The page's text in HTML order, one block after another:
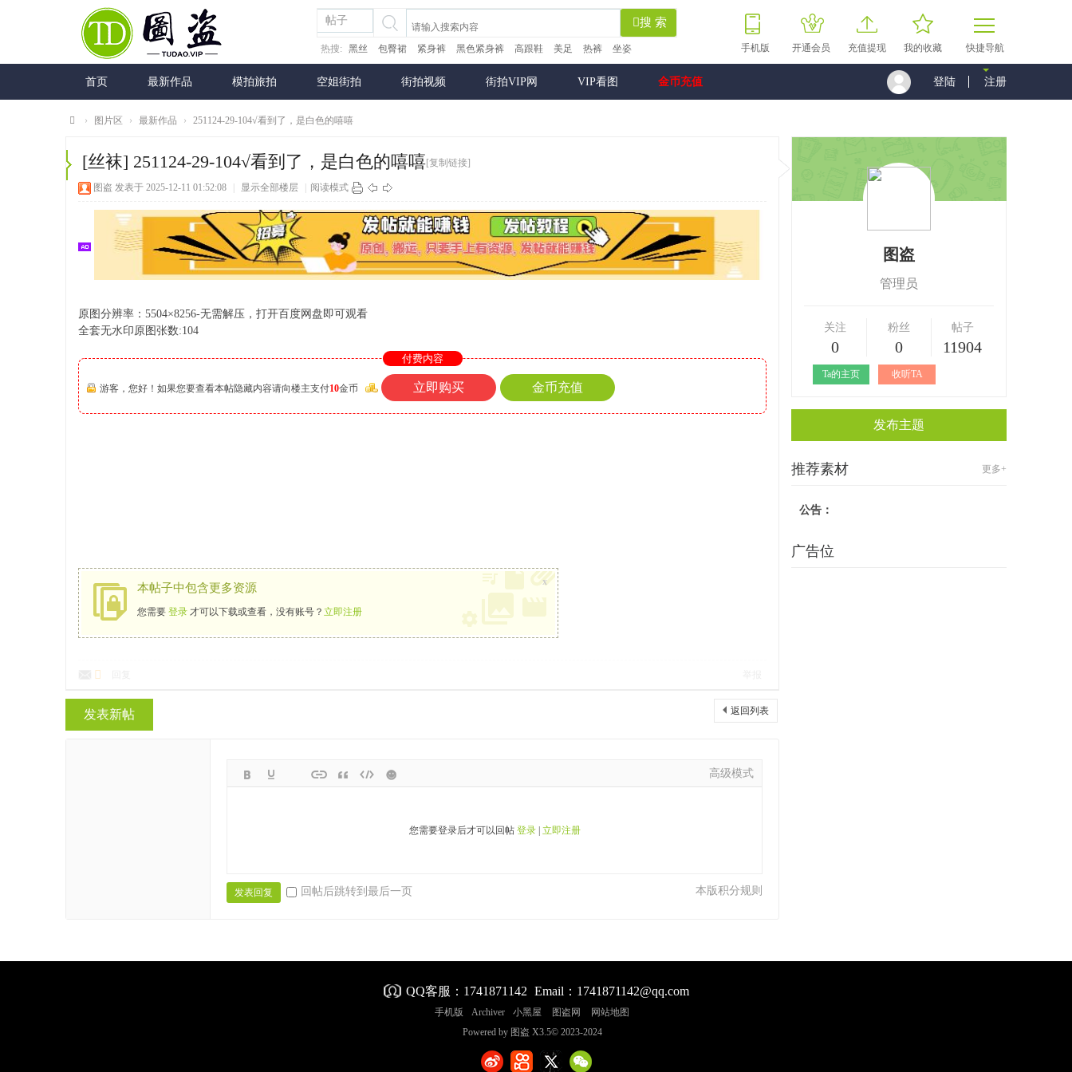
帖子 搜 索
热搜: 黑丝 包臀裙 紧身裤 黑色紧身裤 高跟鞋 美足 热裤 坐姿 快捷导航
我的收藏
充值提现
开通会员
手机版
首页 最新作品 模拍旅拍 空姐街拍 街拍视频 街拍VIP网 VIP看图 金币充值 登陆 注册
盗
› 图片区 › 最新作品 › 251124-29-104√看到了，是白色的嘻嘻
[丝袜] 251124-29-104√看到了，是白色的嘻嘻[复制链接]
图盗 发表于 2025-12-11 01:52:08 显示全部楼层 阅读模式
原图分辨率：5504×8256-无需解压，打开百度网盘即可观看
全套无水印原图张数:104
付费内容
游客，您好！如果您要查看本帖隐藏内容请向楼主支付10金币 立即购买 金币充值
本帖子中包含更多资源
您需要 登录 才可以下载或查看，没有账号？ 立即注册
x
返回列表
发表新帖
高级模式
您需要登录后才可以回帖 登录| 立即注册
本版积分规则
发表回复 回帖后跳转到最后一页
图盗
管理员
关注
0
粉丝
0
帖子
11904
Ta的主页 收听TA
发布主题
推荐素材 更多+
公告：
广告位
QQ客服： 1741871142 Email：1741871142@qq.com
手机版 Archiver 小黑屋 图盗网
网站地图
Powered by 图盗 X3.5© 2023-2024